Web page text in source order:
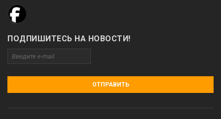
ПОДПИШИТЕСЬ НА НОВОСТИ!
ОТПРАВИТЬ